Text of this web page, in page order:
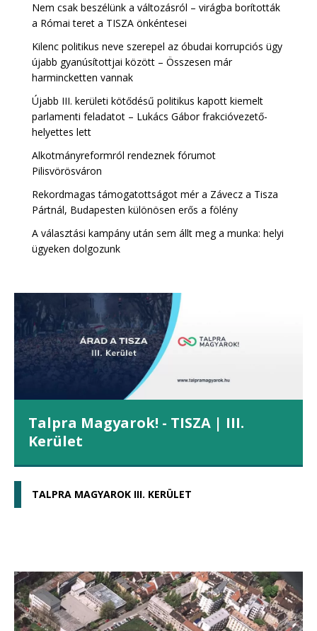
Nem csak beszélünk a változásról – virágba borították
a Római teret a TISZA önkéntesei
Kilenc politikus neve szerepel az óbudai korrupciós ügy
újabb gyanúsítottjai között – Összesen már
harmincketten vannak
Újabb III. kerületi kötődésű politikus kapott kiemelt
parlamenti feladatot – Lukács Gábor frakcióvezető-
helyettes lett
Alkotmányreformról rendeznek fórumot
Pilisvörösváron
Rekordmagas támogatottságot mér a Závecz a Tisza
Pártnál, Budapesten különösen erős a fölény
A választási kampány után sem állt meg a munka: helyi
ügyeken dolgozunk
Talpra Magyarok! - TISZA | III.
Kerület
TALPRA MAGYAROK III. KERÜLET